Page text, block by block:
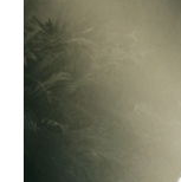
de
Tableau
Gorille